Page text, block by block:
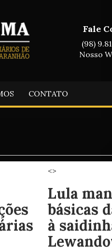
Fale
(98)
Nosso
CONTATO
<>
Lula
básicas
à